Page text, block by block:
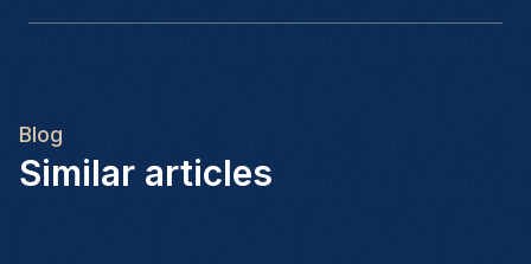
Blog
Similar articles